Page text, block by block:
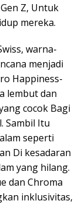
Z, Untuk
mereka.
warna-
menjadi
Happiness-
lembut dan
cocok Bagi
Sambil Itu
seperti
Di kesadaran
yang hilang.
dan Chroma
inklusivitas,